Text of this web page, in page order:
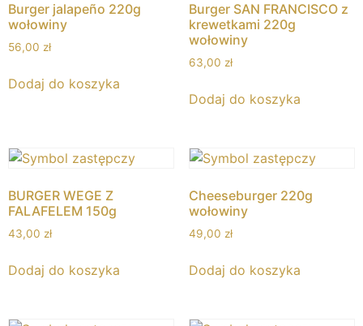
Burger jalapeño 220g
wołowiny
56,00 zł
Dodaj do koszyka
Burger SAN FRANCISCO z
krewetkami 220g
wołowiny
63,00 zł
Dodaj do koszyka
BURGER WEGE Z
FALAFELEM 150g
43,00 zł
Dodaj do koszyka
Cheeseburger 220g
wołowiny
49,00 zł
Dodaj do koszyka